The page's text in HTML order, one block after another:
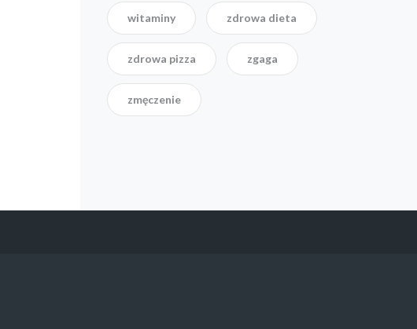
witaminy zdrowa dieta
zdrowa pizza zgaga
zmęczenie